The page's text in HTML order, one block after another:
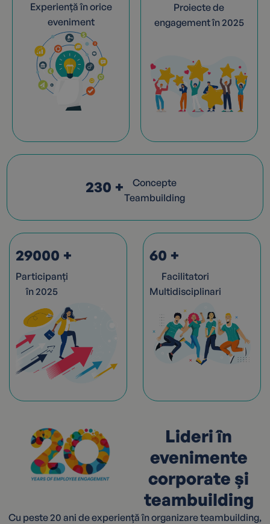
Experiență în orice
eveniment
Proiecte de
engagement în 2025
230 +
Concepte
Teambuilding
29000 +
Participanți
în 2025
60 +
Facilitatori
Multidisciplinari
Lideri în
evenimente
corporate și
teambuilding
Cu peste 20 ani de experiență în organizare teambuilding,